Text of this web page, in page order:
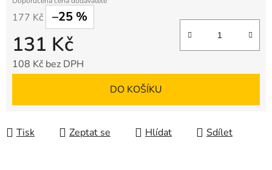
177 Kč –25 %
131 Kč
108 Kč bez DPH
DO KOŠÍKU
Tisk Zeptat se Hlídat Sdílet